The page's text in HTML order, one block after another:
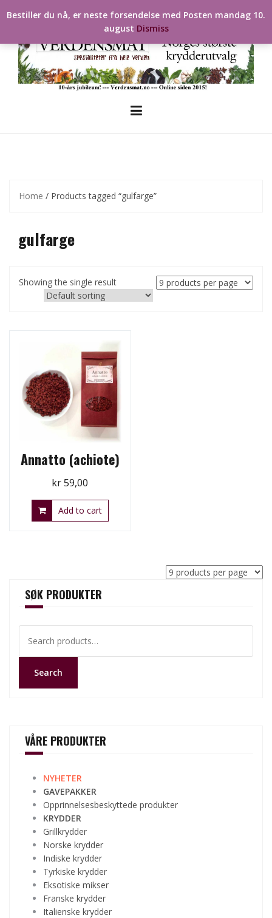
to
Home / Products tagged “gulfarge”
gulfarge
Showing the single result
Annatto (achiote)
kr59,00
Add to cart
SØK PRODUKTER
for:
Search
VÅRE PRODUKTER
NYHETER
GAVEPAKKER
Opprinnelsesbeskyttede produkter
KRYDDER
Grillkrydder
Norske krydder
Indiske krydder
Tyrkiske krydder
Eksotiske mikser
Franske krydder
Italienske krydder
Bestiller du nå, er neste forsendelse med Posten mandag 10.
august Dismiss